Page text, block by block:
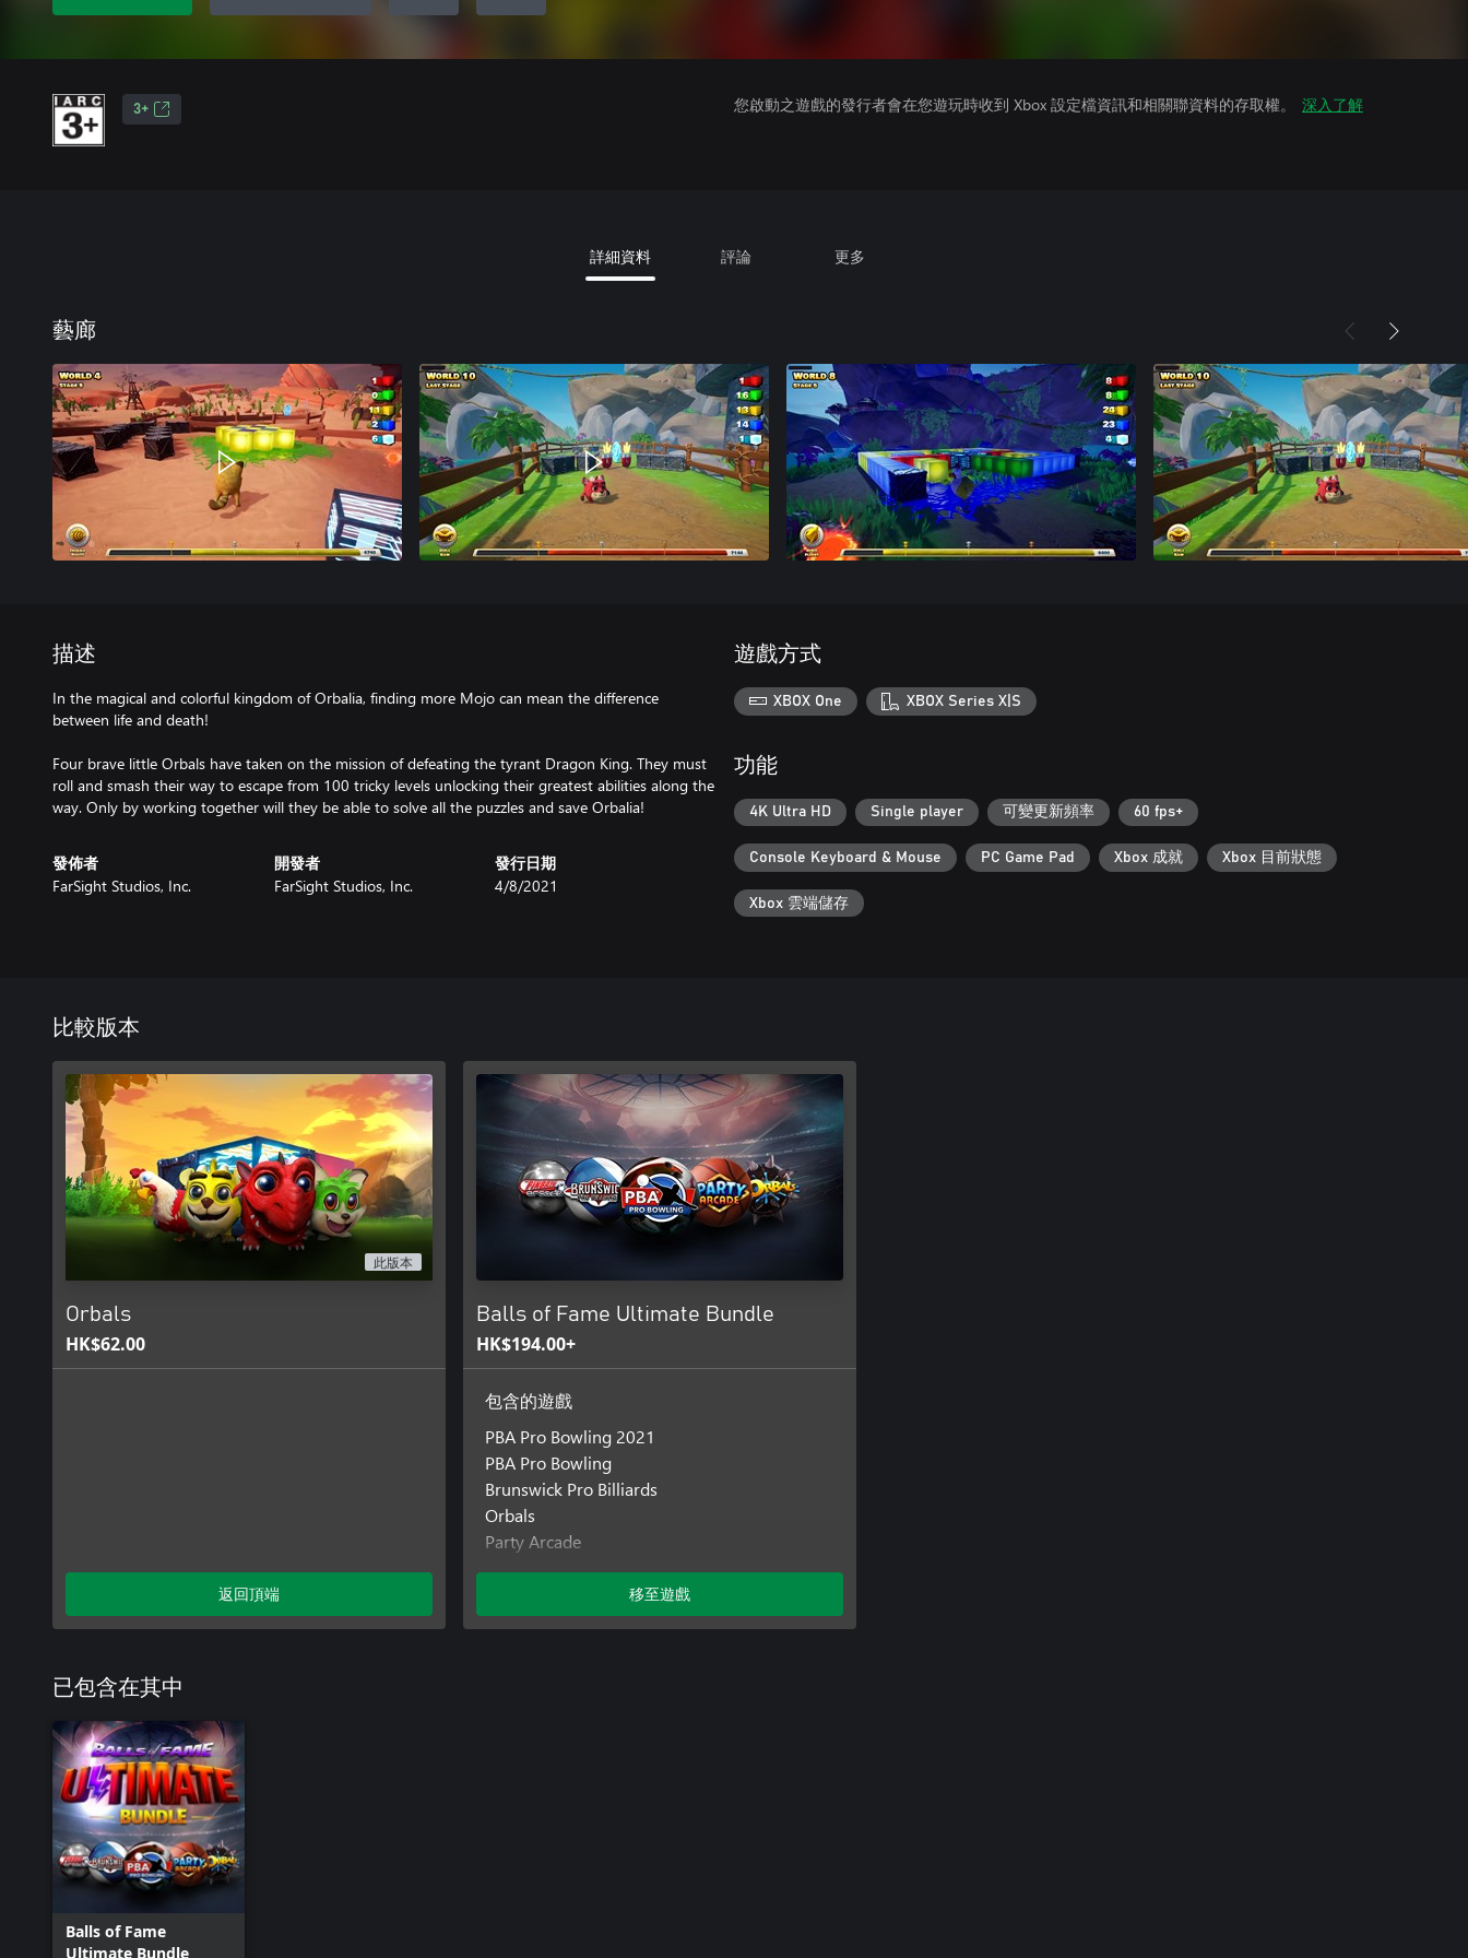
3+ 您啟動之遊戲的發行者會在您遊玩時收到 Xbox 設定檔資訊和相關聯資料的存取權。 深入了解
詳細資料 評論 更多
藝廊
描述
In the magical and colorful kingdom of Orbalia, finding more Mojo can mean the difference
between life and death!
Four brave little Orbals have taken on the mission of defeating the tyrant Dragon King. They must
roll and smash their way to escape from 100 tricky levels unlocking their greatest abilities along the
way. Only by working together will they be able to solve all the puzzles and save Orbalia!
發佈者
FarSight Studios, Inc.
開發者
FarSight Studios, Inc.
發行日期
4/8/2021
遊戲方式
XBOX One XBOX Series X|S
功能
4K Ultra HD Single player 可變更新頻率 60 fps+
Console Keyboard & Mouse PC Game Pad Xbox 成就 Xbox 目前狀態
Xbox 雲端儲存
比較版本
此版本
Orbals
HK$62.00
返回頂端
Balls of Fame Ultimate Bundle
HK$194.00+
包含的遊戲
PBA Pro Bowling 2021
PBA Pro Bowling
Brunswick Pro Billiards
Orbals
Party Arcade
Pinball Arcade
包含附加元件
移至遊戲
已包含在其中
Balls of Fame
Ultimate Bundle